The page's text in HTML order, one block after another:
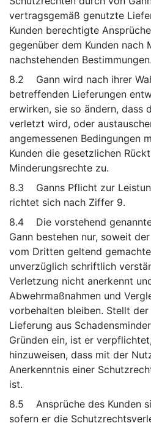
vertragsgemäß genutzte
Kunden berechtigte
gegenüber dem Kunden nach
nachstehenden Bestimmungen.
8.2 Gann wird nach ihrer
betreffenden Lieferungen
erwirken, sie so ändern, dass
verletzt wird, oder
angemessenen Bedingungen
Kunden die gesetzlichen
Minderungsrechte zu.
8.3 Ganns Pflicht zur
richtet sich nach Ziffer 9.
8.4 Die vorstehend
Gann bestehen nur, soweit
vom Dritten geltend
unverzüglich schriftlich
Verletzung nicht anerkennt
Abwehrmaßnahmen und
vorbehalten bleiben. Stellt
Lieferung aus
Gründen ein, ist er
hinzuweisen, dass mit der
Anerkenntnis einer
ist.
8.5 Ansprüche des Kunden
sofern er die